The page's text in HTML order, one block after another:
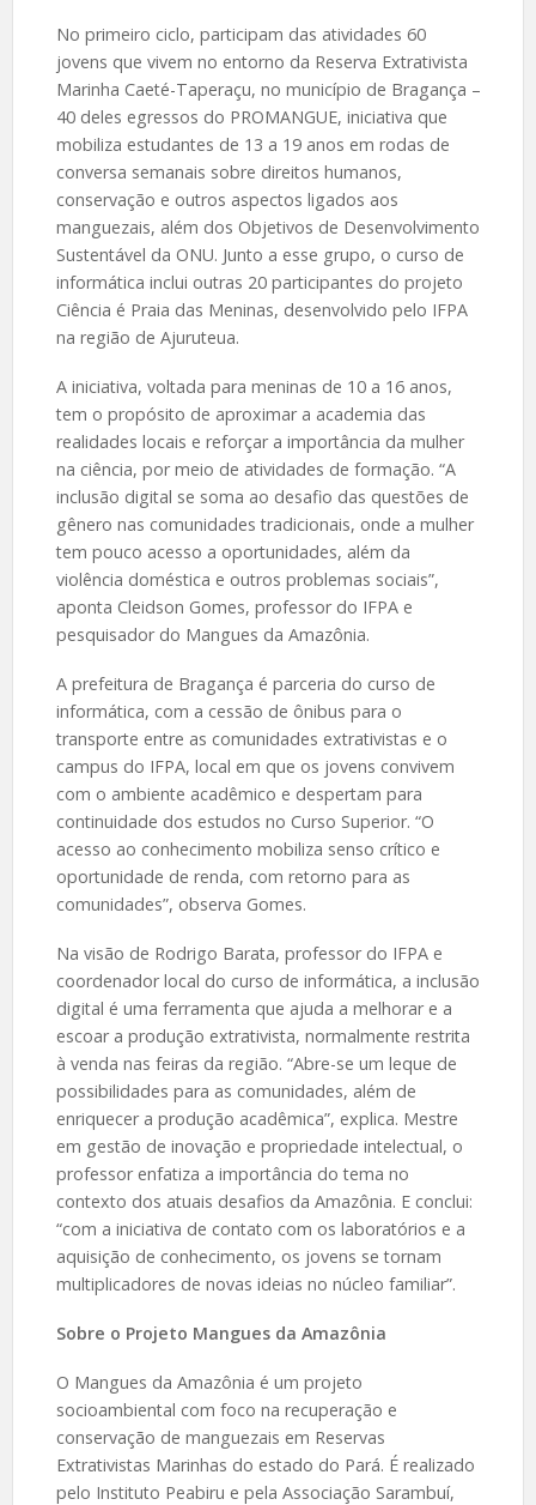
No primeiro ciclo, participam das atividades 60
jovens que vivem no entorno da Reserva Extrativista
Marinha Caeté-Taperaçu, no município de Bragança –
40 deles egressos do PROMANGUE, iniciativa que
mobiliza estudantes de 13 a 19 anos em rodas de
conversa semanais sobre direitos humanos,
conservação e outros aspectos ligados aos
manguezais, além dos Objetivos de Desenvolvimento
Sustentável da ONU. Junto a esse grupo, o curso de
informática inclui outras 20 participantes do projeto
Ciência é Praia das Meninas, desenvolvido pelo IFPA
na região de Ajuruteua.
A iniciativa, voltada para meninas de 10 a 16 anos,
tem o propósito de aproximar a academia das
realidades locais e reforçar a importância da mulher
na ciência, por meio de atividades de formação. “A
inclusão digital se soma ao desafio das questões de
gênero nas comunidades tradicionais, onde a mulher
tem pouco acesso a oportunidades, além da
violência doméstica e outros problemas sociais”,
aponta Cleidson Gomes, professor do IFPA e
pesquisador do Mangues da Amazônia.
A prefeitura de Bragança é parceria do curso de
informática, com a cessão de ônibus para o
transporte entre as comunidades extrativistas e o
campus do IFPA, local em que os jovens convivem
com o ambiente acadêmico e despertam para
continuidade dos estudos no Curso Superior. “O
acesso ao conhecimento mobiliza senso crítico e
oportunidade de renda, com retorno para as
comunidades”, observa Gomes.
Na visão de Rodrigo Barata, professor do IFPA e
coordenador local do curso de informática, a inclusão
digital é uma ferramenta que ajuda a melhorar e a
escoar a produção extrativista, normalmente restrita
à venda nas feiras da região. “Abre-se um leque de
possibilidades para as comunidades, além de
enriquecer a produção acadêmica”, explica. Mestre
em gestão de inovação e propriedade intelectual, o
professor enfatiza a importância do tema no
contexto dos atuais desafios da Amazônia. E conclui:
“com a iniciativa de contato com os laboratórios e a
aquisição de conhecimento, os jovens se tornam
multiplicadores de novas ideias no núcleo familiar”.
Sobre o Projeto Mangues da Amazônia
O Mangues da Amazônia é um projeto
socioambiental com foco na recuperação e
conservação de manguezais em Reservas
Extrativistas Marinhas do estado do Pará. É realizado
pelo Instituto Peabiru e pela Associação Sarambuí,